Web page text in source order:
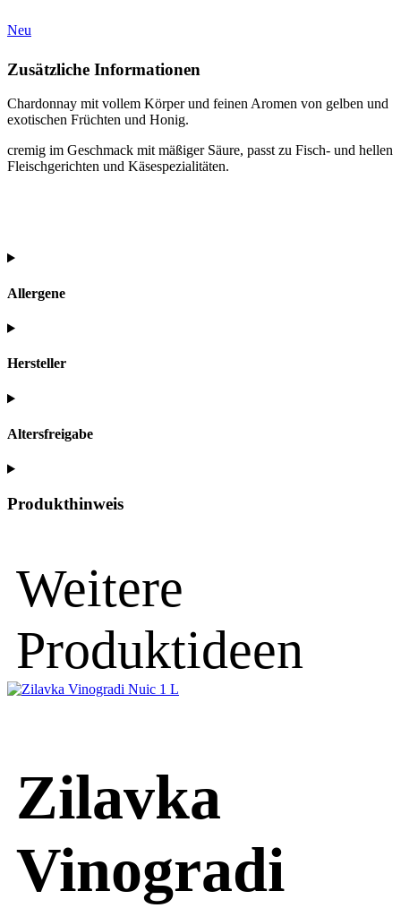
Neu
Zusätzliche Informationen
Chardonnay mit vollem Körper und feinen Aromen von gelben und
exotischen Früchten und Honig.
cremig im Geschmack mit mäßiger Säure, passt zu Fisch- und hellen
Fleischgerichten und Käsespezialitäten.
Allergene
Hersteller
Altersfreigabe
Produkthinweis
Weitere
Produktideen
Zilavka
Vinogradi